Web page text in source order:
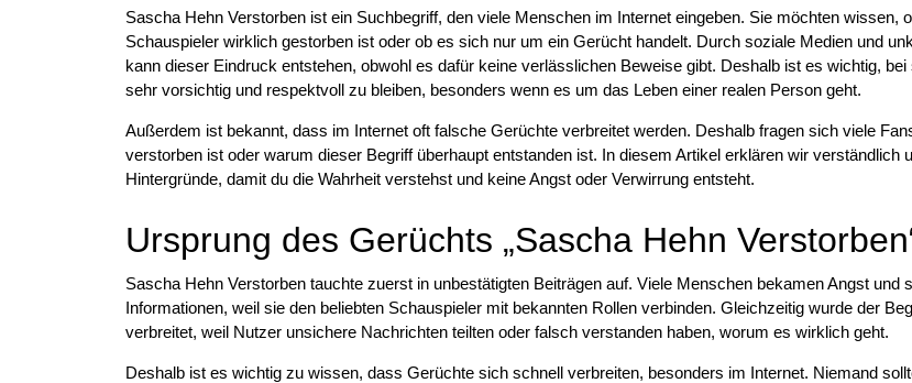
Sascha Hehn Verstorben ist ein Suchbegriff, den viele Menschen im Internet eingeben. Sie möchten wissen,
Schauspieler wirklich gestorben ist oder ob es sich nur um ein Gerücht handelt. Durch soziale Medien und
kann dieser Eindruck entstehen, obwohl es dafür keine verlässlichen Beweise gibt. Deshalb ist es wichtig,
sehr vorsichtig und respektvoll zu bleiben, besonders wenn es um das Leben einer realen Person geht.
Außerdem ist bekannt, dass im Internet oft falsche Gerüchte verbreitet werden. Deshalb fragen sich viele
verstorben ist oder warum dieser Begriff überhaupt entstanden ist. In diesem Artikel erklären wir verständlich
Hintergründe, damit du die Wahrheit verstehst und keine Angst oder Verwirrung entsteht.
Ursprung des Gerüchts „Sascha Hehn
Sascha Hehn Verstorben tauchte zuerst in unbestätigten Beiträgen auf. Viele Menschen bekamen Angst und
Informationen, weil sie den beliebten Schauspieler mit bekannten Rollen verbinden. Gleichzeitig wurde der
verbreitet, weil Nutzer unsichere Nachrichten teilten oder falsch verstanden haben, worum es wirklich geht.
Deshalb ist es wichtig zu wissen, dass Gerüchte sich schnell verbreiten, besonders im Internet. Niemand